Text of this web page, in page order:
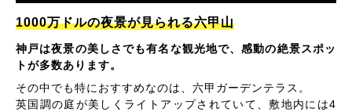
1000万ドルの夜景が見られる六甲山
神戸は夜景の美しさでも有名な観光地で、感動の絶景スポッ
トが多数あります。
その中でも特におすすめなのは、六甲ガーデンテラス。
英国調の庭が美しくライトアップされていて、敷地内には4